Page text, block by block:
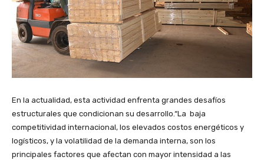
En la actualidad, esta actividad enfrenta grandes desafíos
estructurales que condicionan su desarrollo.“La baja
competitividad internacional, los elevados costos energéticos y
logísticos, y la volatilidad de la demanda interna, son los
principales factores que afectan con mayor intensidad a las